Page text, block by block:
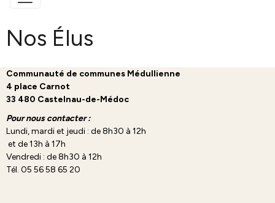
Nos Élus
Communauté de communes Médullienne
4 place Carnot
33 480 Castelnau-de-Médoc
Pour nous contacter :
Lundi, mardi et jeudi : de 8h30 à 12h
et de 13h à 17h
Vendredi : de 8h30 à 12h
Tél. 05 56 58 65 20